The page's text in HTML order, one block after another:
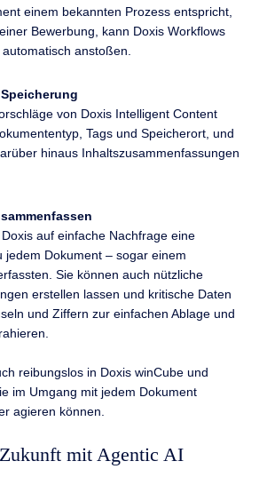
einem bekannten Prozess entspricht,
Bewerbung, kann Doxis Workflows
anstoßen.
von Doxis Intelligent Content
Tags und Speicherort, und
hinaus Inhaltszusammenfassungen
auf einfache Nachfrage eine
jedem Dokument – sogar einem
Sie können auch nützliche
erstellen lassen und kritische Daten
und Ziffern zur einfachen Ablage und
reibungslos in Doxis winCube und
im Umgang mit jedem Dokument
agieren können.
mit Agentic AI